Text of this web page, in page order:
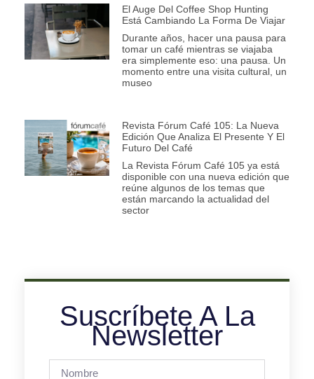
El Auge Del Coffee Shop Hunting
Está Cambiando La Forma De Viajar
Durante años, hacer una pausa para
tomar un café mientras se viajaba
era simplemente eso: una pausa. Un
momento entre una visita cultural, un
museo
Revista Fórum Café 105: La Nueva
Edición Que Analiza El Presente Y El
Futuro Del Café
La Revista Fórum Café 105 ya está
disponible con una nueva edición que
reúne algunos de los temas que
están marcando la actualidad del
sector
Suscríbete A La
Newsletter